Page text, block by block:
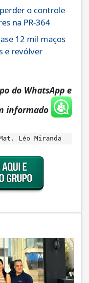
o controle
na PR-364
12 mil maços
e revólver
do WhatsApp e
informado
Léo Miranda